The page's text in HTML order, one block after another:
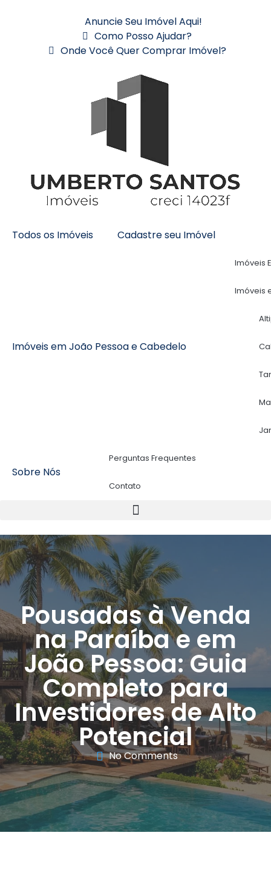
Anuncie Seu Imóvel Aqui!
Como Posso Ajudar?
Onde Você Quer Comprar Imóvel?
Todos os Imóveis Cadastre seu Imóvel
Imóveis em João Pessoa e Cabedelo
Imóveis
Imóveis
Sobre Nós
Perguntas Frequentes
Contato
Pousadas à Venda
na Paraíba e em
João Pessoa: Guia
Completo para
Investidores de Alto
Potencial
No Comments